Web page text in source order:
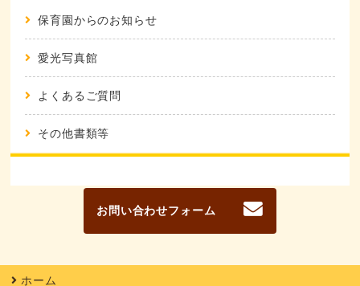
保育園からのお知らせ
愛光写真館
よくあるご質問
その他書類等
お問い合わせフォーム
ホーム